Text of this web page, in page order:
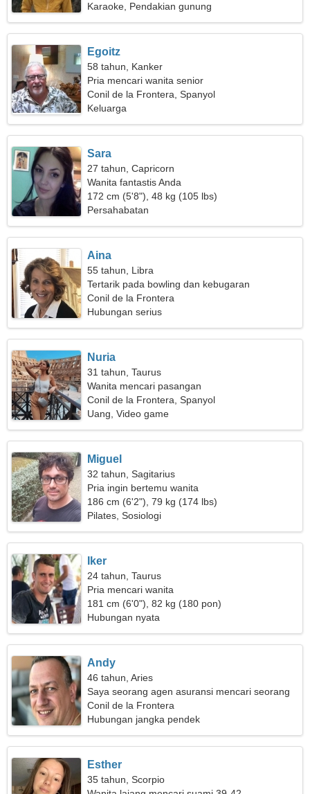
Karaoke, Pendakian gunung
Egoitz
58 tahun, Kanker
Pria mencari wanita senior
Conil de la Frontera, Spanyol
Keluarga
Sara
27 tahun, Capricorn
Wanita fantastis Anda
172 cm (5'8"), 48 kg (105 lbs)
Persahabatan
Aina
55 tahun, Libra
Tertarik pada bowling dan kebugaran
Conil de la Frontera
Hubungan serius
Nuria
31 tahun, Taurus
Wanita mencari pasangan
Conil de la Frontera, Spanyol
Uang, Video game
Miguel
32 tahun, Sagitarius
Pria ingin bertemu wanita
186 cm (6'2"), 79 kg (174 lbs)
Pilates, Sosiologi
Iker
24 tahun, Taurus
Pria mencari wanita
181 cm (6'0"), 82 kg (180 pon)
Hubungan nyata
Andy
46 tahun, Aries
Saya seorang agen asuransi mencari seorang
wanita panas
Conil de la Frontera
Hubungan jangka pendek
Esther
35 tahun, Scorpio